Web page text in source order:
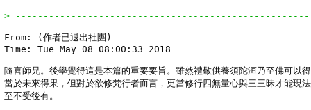
>
From: (作者已退出社團)
Time: Tue May 08 08:00:33 2018
隨喜師兄。後學覺得這是本篇的重要要旨。雖然禮敬供養須陀洹乃至佛可以
當於未來得果，但對於欲修梵行者而言，更當修行四無量心與三三昧才能現
至不受後有。